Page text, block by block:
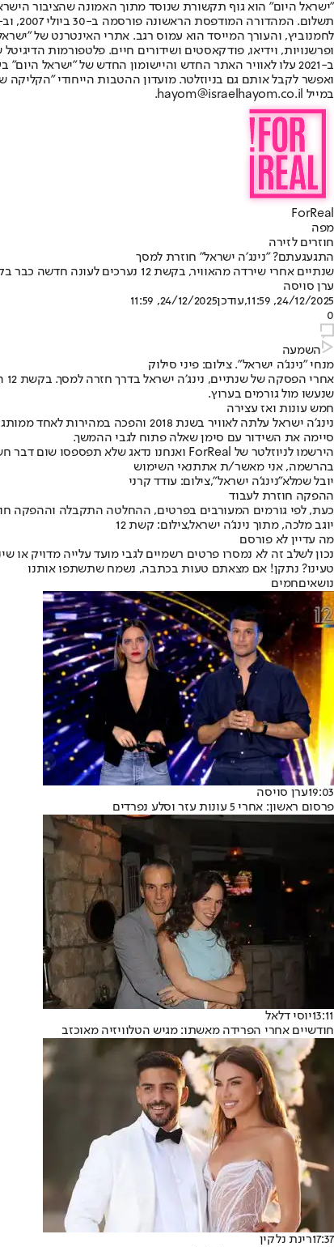
"ישראל היום" הוא גוף תקשורת שנוסד מתוך האמונה שהציבור
ופרשנויות, וידיאו, פודקאסטים ושידורים חיים. פלטפורמות
ב-2021 עלו לאוויר האתר החדש והיישומון החדש של "ישראל
ואפשר לקבל אותם גם בניוזלטר. מועדון ההטבות הייחודי
במייל hayom@israelhayom.co.il.
ForReal
מפה
חוזרים לזירה
התגעגעתם? "נינג׳ה ישראל" חוזרת למסך
שנתיים אחרי שירדה מהאוויר, בקשת 12 נערכים לעונה חדשה כבר בקיץ הקרוב
ערן סויסה
24/12/2025, 11:59
,עודכן24/12/2025, 11:59
0
השמעה
מנחי "נינג'ה ישראל". צילום: פיני סילוק
שנעשו מול גורמים בערוץ.
חמש עונות ואז עצירה
סיימה את השידור עם סימן שאלה פתוח לגבי ההמשך.
הירשמו לניוזלטר של ForReal ואנחנו נדאג שלא תפספסו שום דבר חשוב!
בהרשמה, אני מאשר/ת אתתנאי השימוש
יובל שמלא"נינג'ה ישראל",צילום: עודד קרני
ההפקה חוזרת לעבוד
כעת, לפי גורמים המעורבים בפרטים, ההחלטה התקבלה וההפקה
יוגב מלכה, מתוך נינג'ה ישראל,צילום: קשת 12
מה עדיין לא פורסם
נכון לשלב זה לא נמסרו פרטים רשמיים לגבי מועד עלייה מדויק
טעינו? נתקן! אם מצאתם טעות בכתבה, נשמח שתשתפו אותנו
נושאיםחמים
19:03ערן סויסה
פרסום ראשון: אחרי 5 עונות עזר וסלע נפרדים
13:11יוסי דלאל
חודשיים אחרי הפרידה מאשתו: מגיש הטלוויזיה מאוכזב
17:37רינת נלקין